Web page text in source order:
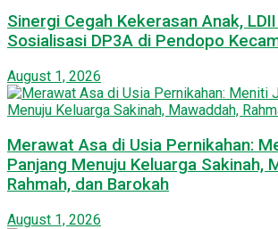
Sinergi Cegah Kekerasan Anak,
Sosialisasi DP3A di Pendopo
August 1, 2026
Merawat Asa di Usia Pernikahan:
Panjang Menuju Keluarga Sakinah,
Rahmah, dan Barokah
August 1, 2026